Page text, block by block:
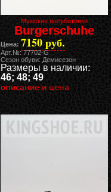
Мужские полуботинки
Burgerschuhe
Цена: 7150 руб.
Арт.№: 77702-G
Сезон обуви: Демисезон
Размеры в наличии:
46; 48; 49
описание и цена